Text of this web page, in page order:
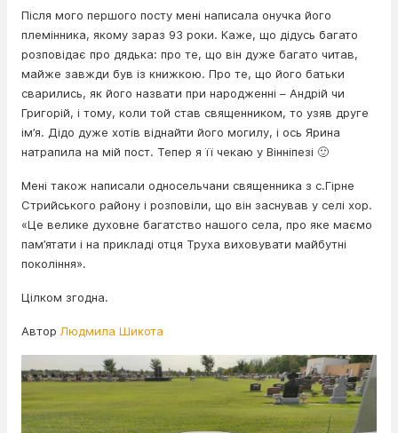
Після мого першого посту мені написала онучка його
племінника, якому зараз 93 роки. Каже, що дідусь багато
розповідає про дядька: про те, що він дуже багато читав,
майже завжди був із книжкою. Про те, що його батьки
сварились, як його назвати при народженні – Андрій чи
Григорій, і тому, коли той став священником, то узяв друге
ім’я. Дідо дуже хотів віднайти його могилу, і ось Ярина
натрапила на мій пост. Тепер я її чекаю у Вінніпезі 🙂
Мені також написали односельчани священника з с.Гірне
Стрийського району і розповіли, що він заснував у селі хор.
«Це велике духовне багатство нашого села, про яке маємо
пам’ятати і на прикладі отця Труха виховувати майбутні
покоління».
Цілком згодна.
Автор Людмила Шикота